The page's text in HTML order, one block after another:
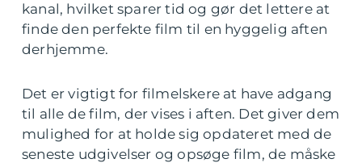
kanal, hvilket sparer tid og gør det lettere at
finde den perfekte film til en hyggelig aften
derhjemme.
Det er vigtigt for filmelskere at have adgang
til alle de film, der vises i aften. Det giver dem
mulighed for at holde sig opdateret med de
seneste udgivelser og opsøge film, de måske